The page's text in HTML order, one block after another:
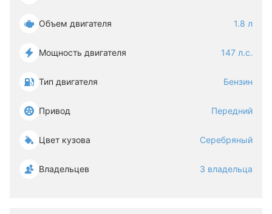
Объем двигателя 1.8 л
Мощность двигателя 147 л.с.
Тип двигателя Бензин
Привод Передний
Цвет кузова Серебряный
Владельцев 3 владельца